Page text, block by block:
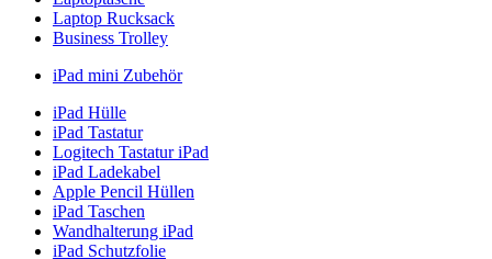
Laptop Rucksack
Business Trolley
iPad mini Zubehör
iPad Hülle
iPad Tastatur
Logitech Tastatur iPad
iPad Ladekabel
Apple Pencil Hüllen
iPad Taschen
Wandhalterung iPad
iPad Schutzfolie